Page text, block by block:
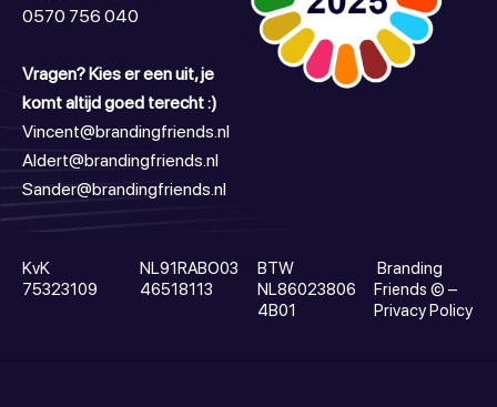
0570 756 040
Vragen? Kies er een uit, je
komt altijd goed terecht :)
Vincent@brandingfriends.nl
Aldert@brandingfriends.nl
Sander@brandingfriends.nl
KvK
75323109
NL91RABO03
46518113
BTW
NL86023806
4B01
Branding
Friends © –
Privacy Policy